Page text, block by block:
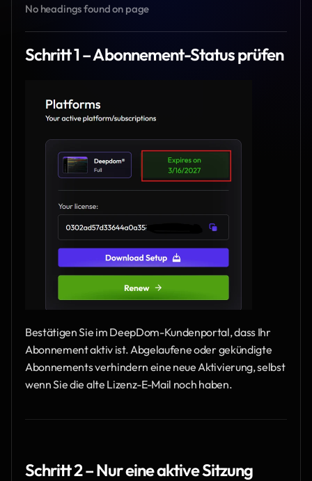
No headings found on page
Schritt 1 – Abonnement-Status prüfen
Bestätigen Sie im DeepDom-Kundenportal, dass Ihr
Abonnement aktiv ist. Abgelaufene oder gekündigte
Abonnements verhindern eine neue Aktivierung, selbst
wenn Sie die alte Lizenz-E-Mail noch haben.
Schritt 2 – Nur eine aktive Sitzung